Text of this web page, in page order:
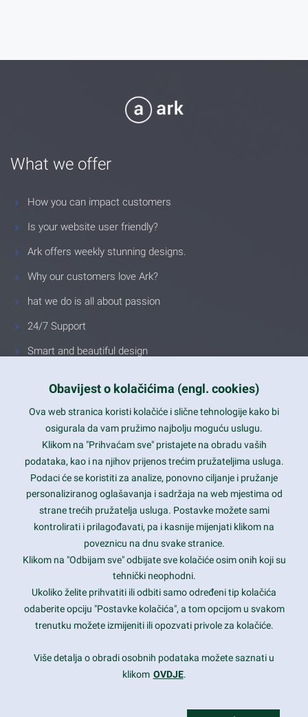
What we offer
How you can impact customers
Is your website user friendly?
Ark offers weekly stunning designs.
Why our customers love Ark?
hat we do is all about passion
24/7 Support
Smart and beautiful design
Latest trends and much more...
Contact Info
1600 Amphitheatre Parkway, Mountain View, CA 94043
prothemes.net@gmail.com
Daily: 9:00 am - 6:00 pm
Sunday: Closed
Copyright 2017FRESHFACE© All Rights Reserved
Obavijest o kolačićima (engl. cookies)
Ova web stranica koristi kolačiće i slične tehnologije kako bi
osigurala da vam pružimo najbolju moguću uslugu.
Klikom na "Prihvaćam sve" pristajete na obradu vaših
podataka, kao i na njihov prijenos trećim pružateljima usluga.
Podaci će se koristiti za analize, ponovno ciljanje i pružanje
personaliziranog oglašavanja i sadržaja na web mjestima od
strane trećih pružatelja usluga. Postavke možete sami
kontrolirati i prilagođavati, pa i kasnije mijenjati klikom na
poveznicu na dnu svake stranice.
Klikom na "Odbijam sve" odbijate sve kolačiće osim onih koji su
tehnički neophodni.
Ukoliko želite prihvatiti ili odbiti samo određeni tip kolačića
odaberite opciju "Postavke kolačića", a tom opcijom u svakom
trenutku možete izmijeniti ili opozvati privole za kolačiće.
Više detalja o obradi osobnih podataka možete saznati u
klikom OVDJE.